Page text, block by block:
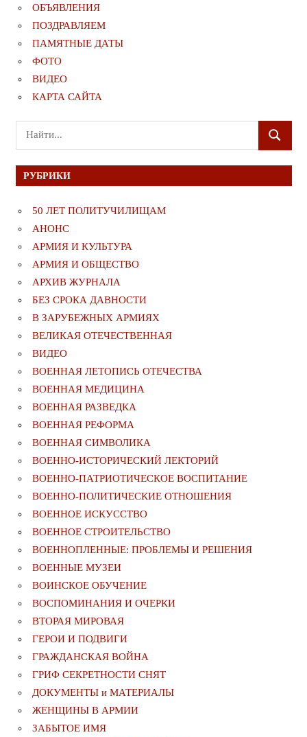
ОБЪЯВЛЕНИЯ
ПОЗДРАВЛЯЕМ
ПАМЯТНЫЕ ДАТЫ
ФОТО
ВИДЕО
КАРТА САЙТА
Поиск
для:
ПОИСК
РУБРИКИ
50 ЛЕТ ПОЛИТУЧИЛИЩАМ
АНОНС
АРМИЯ И КУЛЬТУРА
АРМИЯ И ОБЩЕСТВО
АРХИВ ЖУРНАЛА
БЕЗ СРОКА ДАВНОСТИ
В ЗАРУБЕЖНЫХ АРМИЯХ
ВЕЛИКАЯ ОТЕЧЕСТВЕННАЯ
ВИДЕО
ВОЕННАЯ ЛЕТОПИСЬ ОТЕЧЕСТВА
ВОЕННАЯ МЕДИЦИНА
ВОЕННАЯ РАЗВЕДКА
ВОЕННАЯ РЕФОРМА
ВОЕННАЯ СИМВОЛИКА
ВОЕННО-ИСТОРИЧЕСКИЙ ЛЕКТОРИЙ
ВОЕННО-ПАТРИОТИЧЕСКОЕ ВОСПИТАНИЕ
ВОЕННО-ПОЛИТИЧЕСКИE ОТНОШЕНИЯ
ВОЕННОЕ ИСКУССТВО
ВОЕННОЕ СТРОИТЕЛЬСТВО
ВОЕННОПЛЕННЫЕ: ПРОБЛЕМЫ И РЕШЕНИЯ
ВОЕННЫЕ МУЗЕИ
ВОИНСКОЕ ОБУЧЕНИЕ
ВОСПОМИНАНИЯ И ОЧЕРКИ
ВТОРАЯ МИРОВАЯ
ГЕРОИ И ПОДВИГИ
ГРАЖДАНСКАЯ ВОЙНА
ГРИФ СЕКРЕТНОСТИ СНЯТ
ДОКУМЕНТЫ и МАТЕРИАЛЫ
ЖЕНЩИНЫ В АРМИИ
ЗАБЫТОЕ ИМЯ